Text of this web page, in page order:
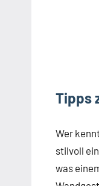
Tipps
Wer
stilvoll
was